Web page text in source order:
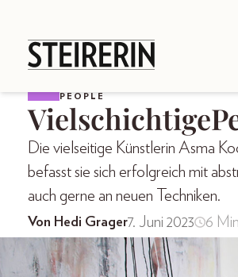
PEOPLE
Die vielseitige Künstlerin Asma
befasst sie sich erfolgreich mit
auch gerne an neuen Techniken.
Von Hedi Grager7. Juni 2023 6